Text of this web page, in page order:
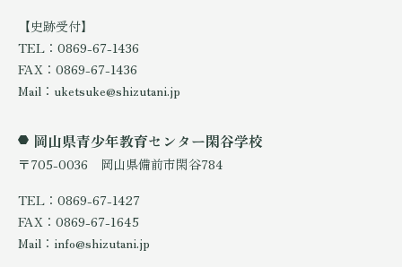
【史跡受付】
TEL：0869-67-1436
FAX：0869-67-1436
Mail：uketsuke@shizutani.jp
岡山県青少年教育センター閑谷学校
〒705-0036 岡山県備前市閑谷784
TEL：0869-67-1427
FAX：0869-67-1645
Mail：info@shizutani.jp